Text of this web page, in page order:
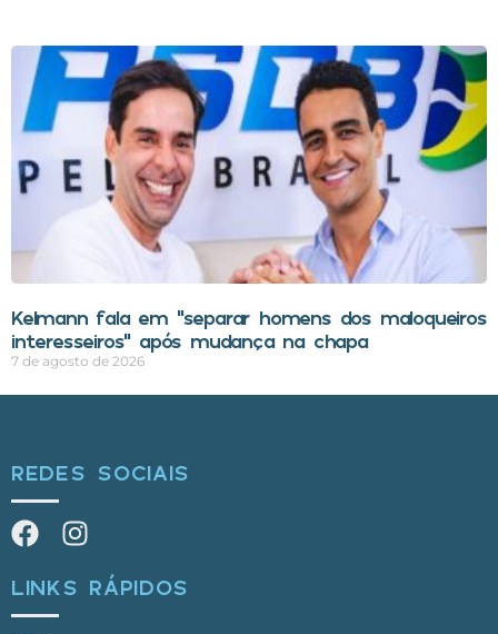
Kelmann fala em “separar homens dos maloqueiros
interesseiros” após mudança na chapa
7 de agosto de 2026
REDES SOCIAIS
LINKS RÁPIDOS